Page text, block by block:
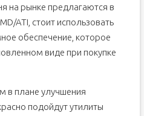
на рынке предлагаются в
ATI, стоит использовать
обеспечение, которое
виде при покупке
в плане улучшения
подойдут утилиты